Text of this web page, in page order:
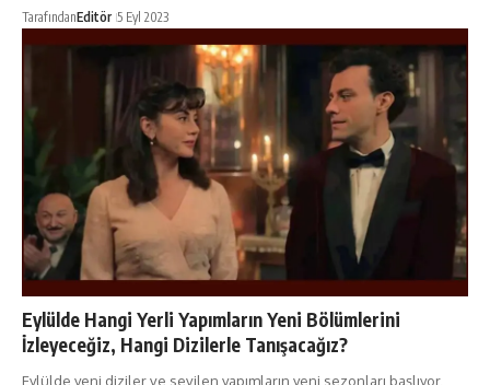
TarafındanEditör 5 Eyl 2023
Eylülde Hangi Yerli Yapımların Yeni Bölümlerini
İzleyeceğiz, Hangi Dizilerle Tanışacağız?
Eylülde yeni diziler ve sevilen yapımların yeni sezonları başlıyor,